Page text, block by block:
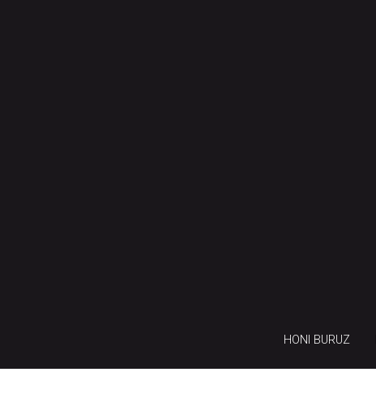
HONI BURUZ